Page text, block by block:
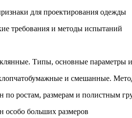
для проектирования одежды
требования и методы испытаний
Типы, основные параметры
и смешанные.
ростам, размерам и полистным
больших размеров